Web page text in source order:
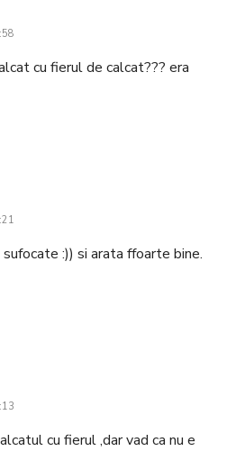
cu fierul de calcat??? era
:)) si arata ffoarte bine.
cu fierul ,dar vad ca nu e